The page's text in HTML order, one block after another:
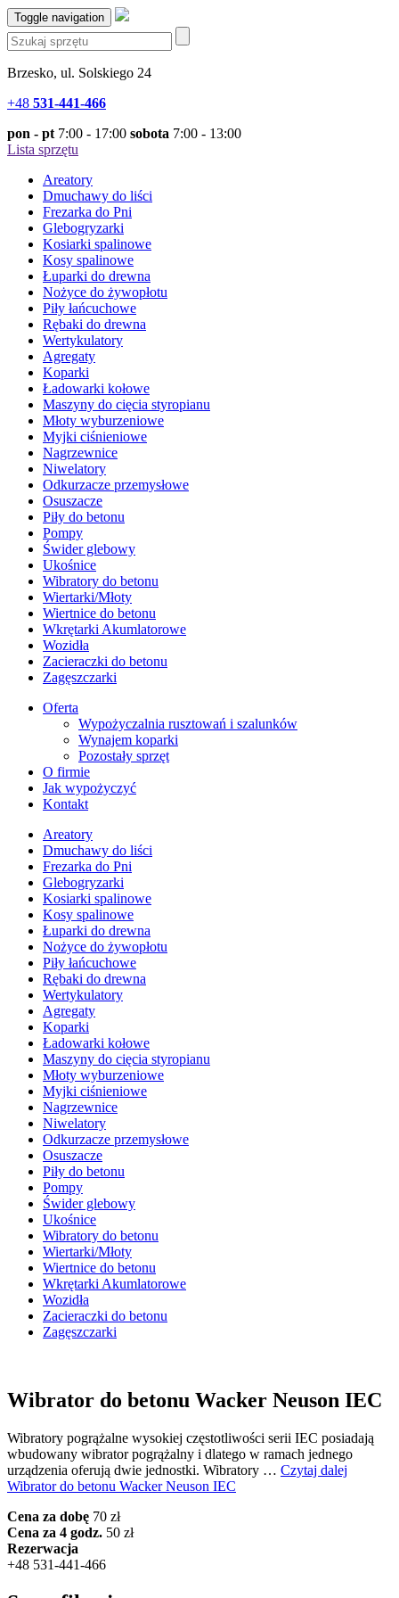
Toggle navigation
Brzesko, ul. Solskiego 24
+48 531-441-466
pon - pt 7:00 - 17:00 sobota 7:00 - 13:00
Lista sprzętu
Areatory
Dmuchawy do liści
Frezarka do Pni
Glebogryzarki
Kosiarki spalinowe
Kosy spalinowe
Łuparki do drewna
Nożyce do żywopłotu
Piły łańcuchowe
Rębaki do drewna
Wertykulatory
Agregaty
Koparki
Ładowarki kołowe
Maszyny do cięcia styropianu
Młoty wyburzeniowe
Myjki ciśnieniowe
Nagrzewnice
Niwelatory
Odkurzacze przemysłowe
Osuszacze
Piły do betonu
Pompy
Świder glebowy
Ukośnice
Wibratory do betonu
Wiertarki/Młoty
Wiertnice do betonu
Wkrętarki Akumlatorowe
Wozidła
Zacieraczki do betonu
Zagęszczarki
Oferta
Wypożyczalnia rusztowań i szalunków
Wynajem koparki
Pozostały sprzęt
O firmie
Jak wypożyczyć
Kontakt
Areatory
Dmuchawy do liści
Frezarka do Pni
Glebogryzarki
Kosiarki spalinowe
Kosy spalinowe
Łuparki do drewna
Nożyce do żywopłotu
Piły łańcuchowe
Rębaki do drewna
Wertykulatory
Agregaty
Koparki
Ładowarki kołowe
Maszyny do cięcia styropianu
Młoty wyburzeniowe
Myjki ciśnieniowe
Nagrzewnice
Niwelatory
Odkurzacze przemysłowe
Osuszacze
Piły do betonu
Pompy
Świder glebowy
Ukośnice
Wibratory do betonu
Wiertarki/Młoty
Wiertnice do betonu
Wkrętarki Akumlatorowe
Wozidła
Zacieraczki do betonu
Zagęszczarki
Wibrator do betonu Wacker Neuson IEC
Wibratory pogrążalne wysokiej częstotliwości serii IEC posiadają
wbudowany wibrator pogrążalny i dlatego w ramach jednego
urządzenia oferują dwie jednostki. Wibratory … Czytaj dalej
Wibrator do betonu Wacker Neuson IEC
Cena za dobę 70 zł
Cena za 4 godz. 50 zł
Rezerwacja
+48 531-441-466